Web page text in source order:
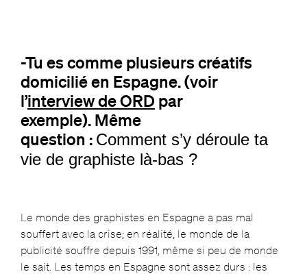
-Tu es comme plusieurs créatifs
domicilié en Espagne. (voir
l’interview de ORD par
exemple). Même
question : Comment s’y déroule ta
vie de graphiste là-bas ?
Le monde des graphistes en Espagne a pas mal
souffert avec la crise; en réalité, le monde de la
publicité souffre depuis 1991, même si peu de monde
le sait. Les temps en Espagne sont assez durs : les